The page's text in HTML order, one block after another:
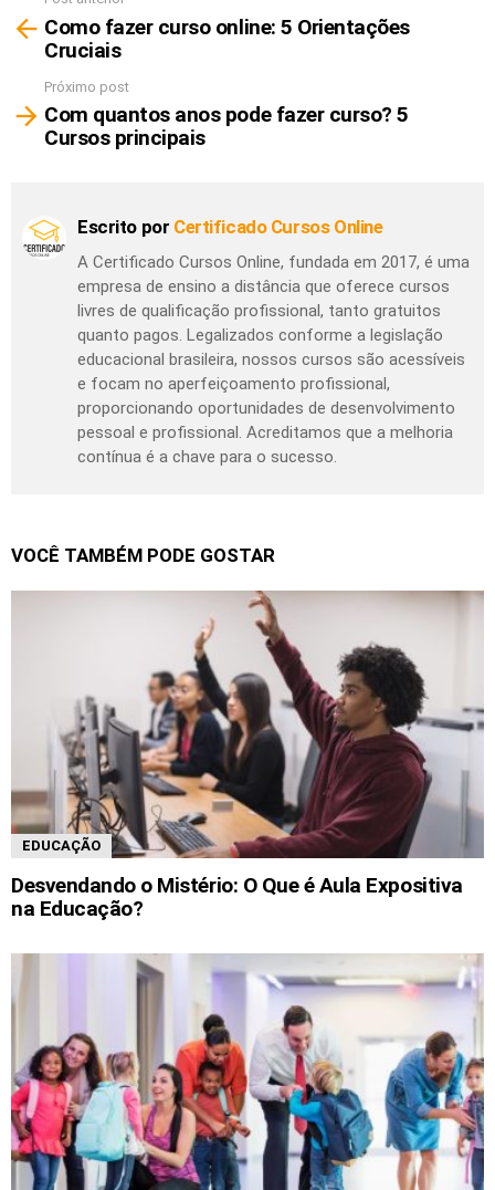
maisComo fazer curso online: 5 Orientações
Cruciais
Próximo post
Com quantos anos pode fazer curso? 5
Cursos principais
Escrito por Certificado Cursos Online
A Certificado Cursos Online, fundada em 2017, é uma
empresa de ensino a distância que oferece cursos
livres de qualificação profissional, tanto gratuitos
quanto pagos. Legalizados conforme a legislação
educacional brasileira, nossos cursos são acessíveis
e focam no aperfeiçoamento profissional,
proporcionando oportunidades de desenvolvimento
pessoal e profissional. Acreditamos que a melhoria
contínua é a chave para o sucesso.
VOCÊ TAMBÉM PODE GOSTAR
EDUCAÇÃO
Desvendando o Mistério: O Que é Aula Expositiva
na Educação?